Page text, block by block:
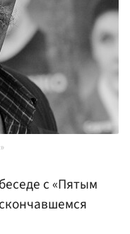
с «Пятым